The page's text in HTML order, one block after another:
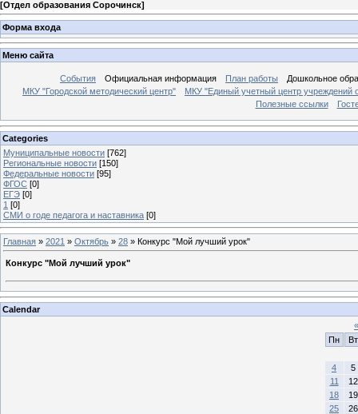
[Отдел образования Сорочинск]
Форма входа
Меню сайта
События Официальная информация План работы
Дошкольное
МКУ "Городской методический центр"
МКУ "Единый учетный центр учреждений
Полезные ссылки
Categories
Муниципальные новости [762]
Региональные новости [150]
Федеральные новости [95]
ФГОС [0]
ЕГЭ [0]
1 [0]
СМИ о годе педагога и наставника [0]
Главная » 2021 » Октябрь » 28 » Конкурс "Мой лучший урок"
Конкурс "Мой лучший урок"
Calendar
«
Пн
Вт
4
5
11
12
18
19
25
26